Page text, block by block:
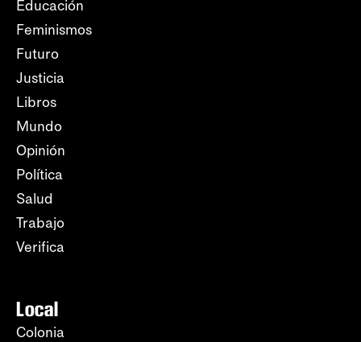
Educación
Feminismos
Futuro
Justicia
Libros
Mundo
Opinión
Política
Salud
Trabajo
Verifica
Local
Colonia